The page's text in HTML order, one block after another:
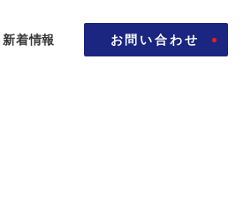
新着情報 お問い合わせ